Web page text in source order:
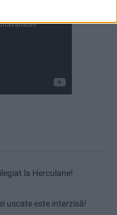
la Herculane!
uscate este interzisă!